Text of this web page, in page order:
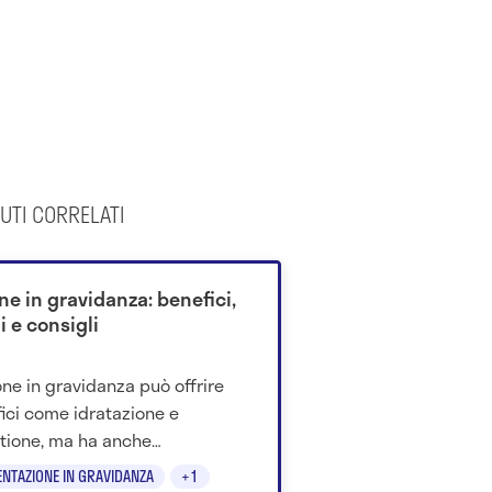
CORRELATI
IN GRAVIDANZA +1
in gravidanza: benefici,
e consigli
in gravidanza può offrire
come idratazione e
ma ha anche
Scopri quando